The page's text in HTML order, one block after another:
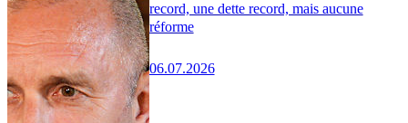
record, une dette record, mais aucune
réforme
06.07.2026